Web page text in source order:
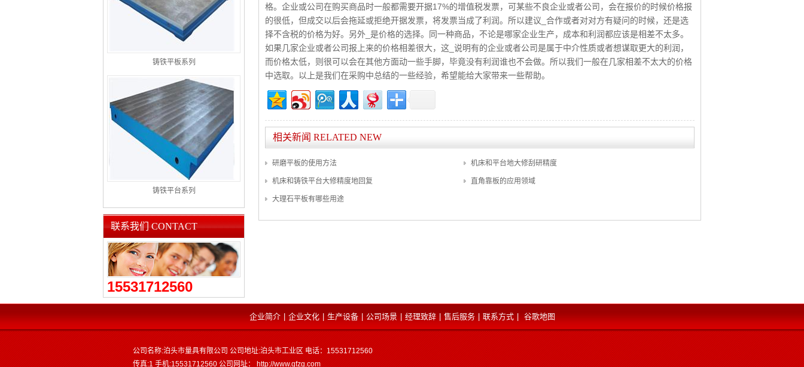
格。企业或公司在购买商品时一般都需要开据17%的增值税发票，可某些不良企业或者公司，会在报价的时候价格报
的很低，但成交以后会拖延或拒绝开据发票，将发票当成了利润。所以建议_合作或者对对方有疑问的时候，还是选
择不含税的价格为好。另外_是价格的选择。同一种商品，不论是哪家企业生产，成本和利润都应该是相差不太多。
如果几家企业或者公司报上来的价格相差很大，这_说明有的企业或者公司是属于中介性质或者想谋取更大的利润，
而价格太低，则很可以会在其他方面动一些手脚，毕竟没有利润谁也不会做。所以我们一般在几家相差不太大的价格
中选取。以上是我们在采购中总结的一些经验，希望能给大家带来一些帮助。
相关新闻 RELATED NEW
研磨平板的使用方法 机床和平台地大修刮研精度
机床和铸铁平台大修精度地回复 直角靠板的应用领域
大理石平板有哪些用途
铸铁平板系列
铸铁平台系列
联系我们 CONTACT
15531712560
企业简介 | 企业文化 生产设备 公司场景 | 经理致辞 售后服务 联系方式 | 谷歌地图
公司名称:泊头市量具有限公司 公司地址:泊头市工业区 电话：15531712560
传真:1 手机:15531712560 公司网址： http://www.qfzg.com